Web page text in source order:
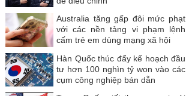
Australia tăng gấp đôi mức phạt
với các nền tảng vi phạm lệnh
cấm trẻ em dùng mạng xã hội
Hàn Quốc thúc đẩy kế hoạch đầu
tư hơn 100 nghìn tỷ won vào các
cụm công nghiệp bán dẫn